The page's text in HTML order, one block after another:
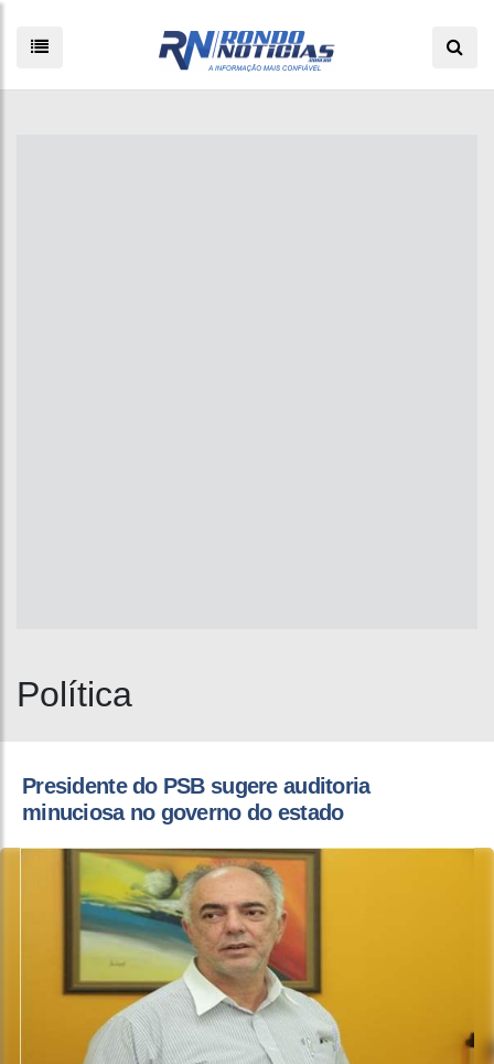
Política
Presidente do PSB sugere auditoria
minuciosa no governo do estado